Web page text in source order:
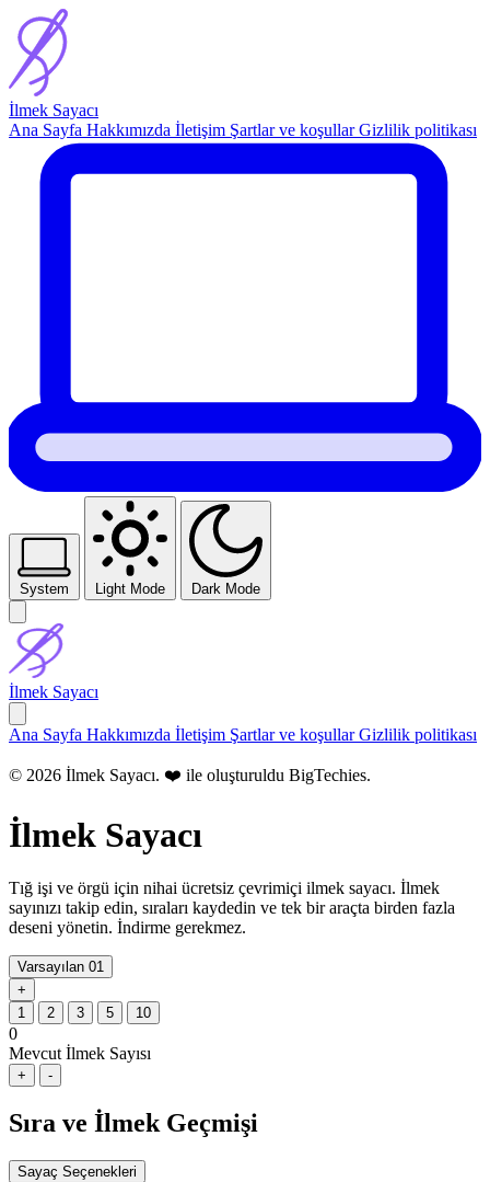
İlmek Sayacı
Ana Sayfa Hakkımızda İletişim Şartlar ve koşullarGizlilik politikası
System Light Mode Dark Mode
İlmek Sayacı
Ana Sayfa Hakkımızda İletişim Şartlar ve koşullarGizlilik politikası
© 2026 İlmek Sayacı. ❤️ ile oluşturuldu BigTechies.
İlmek Sayacı
Tığ işi ve örgü için nihai ücretsiz çevrimiçi ilmek sayacı. İlmek
sayınızı takip edin, sıraları kaydedin ve tek bir araçta birden fazla
deseni yönetin. İndirme gerekmez.
Varsayılan 01
+
1
2 3 5 10
0
Mevcut İlmek Sayısı
+ -
Sıra ve İlmek Geçmişi
Sayaç Seçenekleri